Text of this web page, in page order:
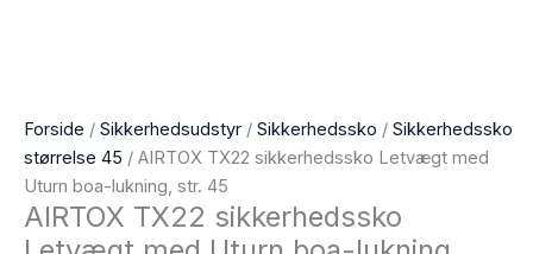
Forside / Sikkerhedsudstyr / Sikkerhedssko / Sikkerhedssko
størrelse 45 / AIRTOX TX22 sikkerhedssko Letvægt med
Uturn boa-lukning, str. 45
AIRTOX TX22 sikkerhedssko